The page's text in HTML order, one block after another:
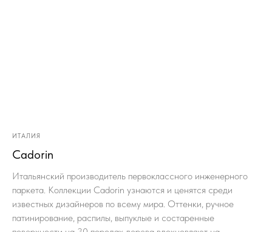
ИТАЛИЯ
Cadorin
Итальянский производитель первоклассного инженерного
паркета. Коллекции Cadorin узнаются и ценятся среди
известных дизайнеров по всему мира. Оттенки, ручное
патинирование, распилы, выпуклые и состаренные